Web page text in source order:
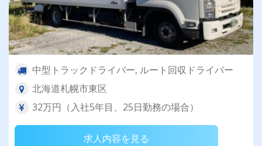
中型トラックドライバー, ルート回収ドライバー
北海道札幌市東区
32万円（入社5年目、25日勤務の場合）
求人内容を見る